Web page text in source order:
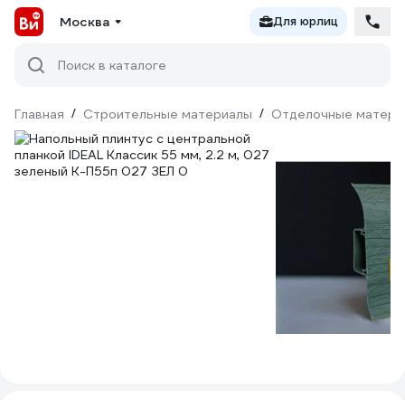
Москва Для юрлиц
Поиск в каталоге
Главная / Строительные материалы / Отделочные